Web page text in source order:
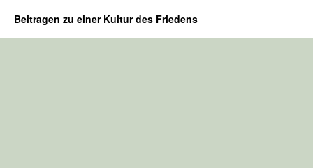
Beitragen zu einer Kultur des Friedens